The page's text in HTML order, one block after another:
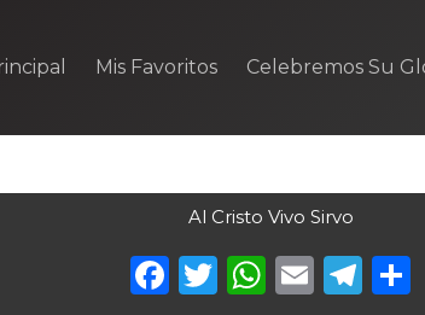
Mis Favoritos Celebremos Su
Al Cristo Vivo Sirvo
Facebook
TwitterEmail